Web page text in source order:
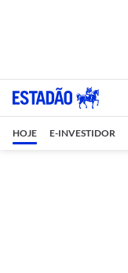
HOJE E-INVESTIDOR